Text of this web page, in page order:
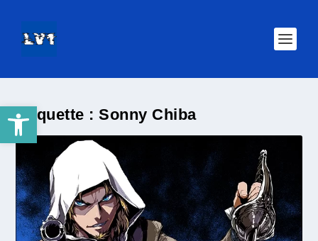
Ouvrir la barre d’outilsÉtiquette :Sonny Chiba